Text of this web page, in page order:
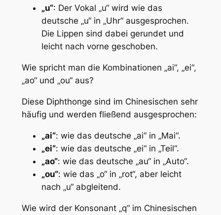
„u“: Der Vokal „u“ wird wie das
deutsche „u“ in „Uhr“ ausgesprochen.
Die Lippen sind dabei gerundet und
leicht nach vorne geschoben.
Wie spricht man die Kombinationen „ai“, „ei“,
„ao“ und „ou“ aus?
Diese Diphthonge sind im Chinesischen sehr
häufig und werden fließend ausgesprochen:
„ai“: wie das deutsche „ai“ in „Mai“.
„ei“: wie das deutsche „ei“ in „Teil“.
„ao“: wie das deutsche „au“ in „Auto“.
„ou“: wie das „o“ in „rot“, aber leicht
nach „u“ abgleitend.
Wie wird der Konsonant „q“ im Chinesischen